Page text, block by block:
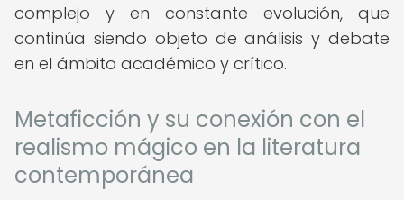
complejo y en constante evolución, que
continúa siendo objeto de análisis y debate
en el ámbito académico y crítico.
Metaficción y su conexión con el
realismo mágico en la literatura
contemporánea